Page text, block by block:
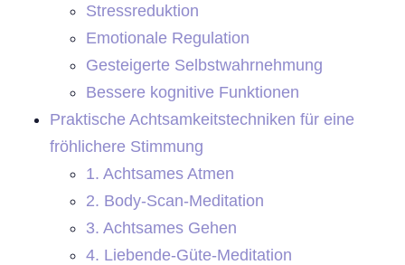
Stressreduktion
Emotionale Regulation
Gesteigerte Selbstwahrnehmung
Bessere kognitive Funktionen
Praktische Achtsamkeitstechniken für eine
fröhlichere Stimmung
1. Achtsames Atmen
2. Body-Scan-Meditation
3. Achtsames Gehen
4. Liebende-Güte-Meditation